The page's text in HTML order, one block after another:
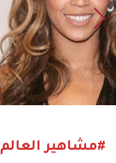
#مشاهير العالم